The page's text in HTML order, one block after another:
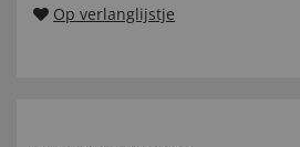
Op verlanglijstje